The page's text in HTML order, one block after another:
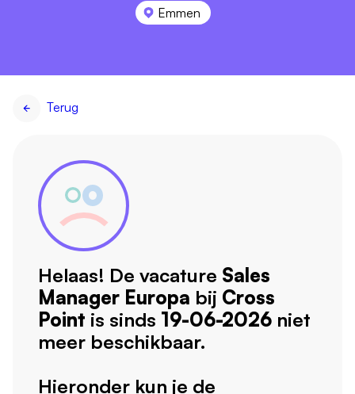
Emmen
Terug
Helaas! De vacature Sales
Manager Europa bij Cross
Point is sinds 19-06-2026 niet
meer beschikbaar.
Hieronder kun je de